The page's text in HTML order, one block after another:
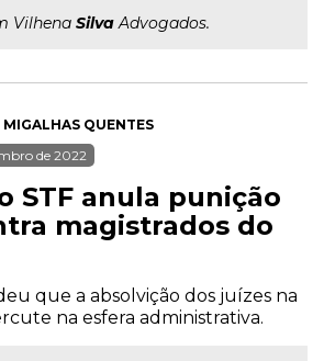
Vilhena SilvaAdvogados.
MIGALHAS QUENTES
de 2022
STF anula punição
magistrados do
que a absolvição dos juízes na
na esfera administrativa.